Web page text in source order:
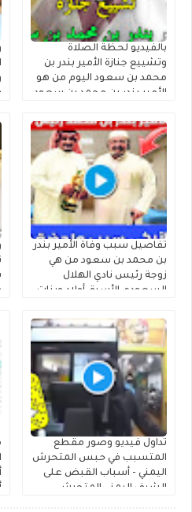
بالفيديو لحظة الصلاة
وتشييع جنازة الأمير بندر بن
محمد بن سعود اليوم من هو
الأمير بندر بن محمد بن سعود
تفاصيل سبب وفاة الأمير بندر
بن محمد بن سعود من هي
زوجة رئيس نادي الهلال
السعودي الأسبق أولاد وبنات
الكبير آل سعود من أي قبيلة
وش يتبع
تداول فيديو وصور مقطع
المتسبب في حبس المتحرش
اليمني - أسباب القبض على
الشيف اليمني المتحرش